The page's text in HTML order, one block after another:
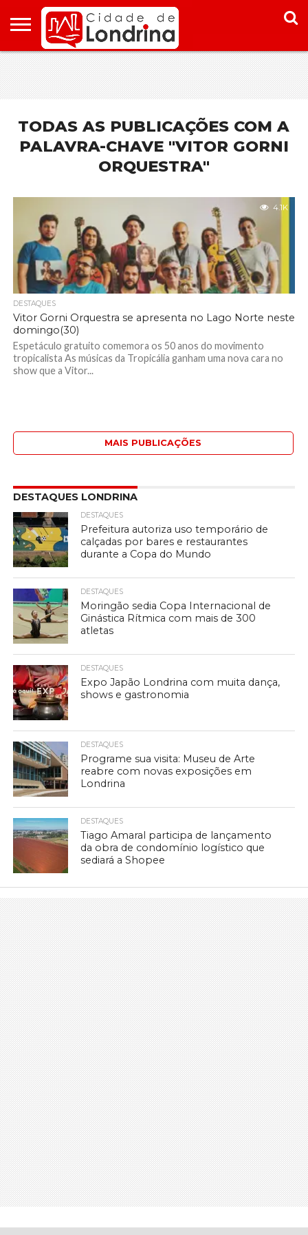
HOME
CONHEÇA
LONDRINA
PONTOS
TURÍSTICOS
ONDE
FICAR EM
LONDRINA
ONDE
COMER
EM
LONDRINA
TODAS AS PUBLICAÇÕES COM A
PALAVRA-CHAVE "VITOR GORNI
ORQUESTRA"
4.1K
DESTAQUES
Vitor Gorni Orquestra se apresenta no Lago Norte neste
domingo(30)
Espetáculo gratuito comemora os 50 anos do movimento
tropicalista As músicas da Tropicália ganham uma nova cara no
show que a Vitor...
MAIS PUBLICAÇÕES
DESTAQUES LONDRINA
DESTAQUES
Prefeitura autoriza uso temporário de
calçadas por bares e restaurantes
durante a Copa do Mundo
DESTAQUES
Moringão sedia Copa Internacional de
Ginástica Rítmica com mais de 300
atletas
DESTAQUES
Expo Japão Londrina com muita dança,
shows e gastronomia
DESTAQUES
Programe sua visita: Museu de Arte
reabre com novas exposições em
Londrina
DESTAQUES
Tiago Amaral participa de lançamento
da obra de condomínio logístico que
sediará a Shopee